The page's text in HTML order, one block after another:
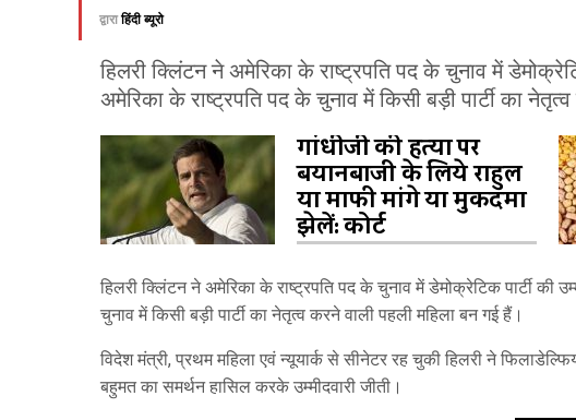
द्वाराहिंदी ब्यूरो
हिलरी क्लिंटन ने अमेरिका के राष्ट्रपति पद के चुनाव में
अमेरिका के राष्ट्रपति पद के चुनाव में किसी बड़ी पार्टी का
गांधीजी की हत्या पर
बयानबाजी के लिये राहुल
या माफी मांगे या मुकदमा
झेलें: कोर्ट
हिलरी क्लिंटन ने अमेरिका के राष्ट्रपति पद के चुनाव में डेमोक्रेटिक पार्टी की
चुनाव में किसी बड़ी पार्टी का नेतृत्व करने वाली पहली महिला बन गई हैं।
विदेश मंत्री, प्रथम महिला एवं न्यूयार्क से सीनेटर रह चुकी हिलरी ने
बहुमत का समर्थन हासिल करके उम्मीदवारी जीती।